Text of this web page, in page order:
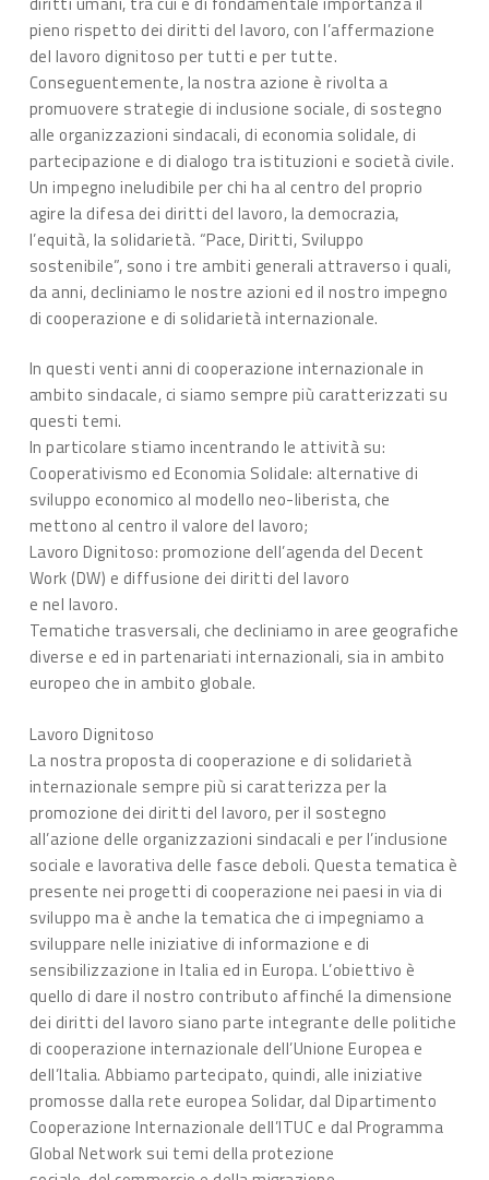
pieno rispetto dei diritti del lavoro, con l’affermazione
del lavoro dignitoso per tutti e per tutte.
Conseguentemente, la nostra azione è rivolta a
promuovere strategie di inclusione sociale, di sostegno
alle organizzazioni sindacali, di economia solidale, di
partecipazione e di dialogo tra istituzioni e società civile.
Un impegno ineludibile per chi ha al centro del proprio
agire la difesa dei diritti del lavoro, la democrazia,
l’equità, la solidarietà. “Pace, Diritti, Sviluppo
sostenibile”, sono i tre ambiti generali attraverso i quali,
da anni, decliniamo le nostre azioni ed il nostro impegno
di cooperazione e di solidarietà internazionale.
In questi venti anni di cooperazione internazionale in
ambito sindacale, ci siamo sempre più caratterizzati su
questi temi.
In particolare stiamo incentrando le attività su:
Cooperativismo ed Economia Solidale: alternative di
sviluppo economico al modello neo-liberista, che
mettono al centro il valore del lavoro;
Lavoro Dignitoso: promozione dell’agenda del Decent
Work (DW) e diffusione dei diritti del lavoro
e nel lavoro.
Tematiche trasversali, che decliniamo in aree geografiche
diverse e ed in partenariati internazionali, sia in ambito
europeo che in ambito globale.
Lavoro Dignitoso
La nostra proposta di cooperazione e di solidarietà
internazionale sempre più si caratterizza per la
promozione dei diritti del lavoro, per il sostegno
all’azione delle organizzazioni sindacali e per l’inclusione
sociale e lavorativa delle fasce deboli. Questa tematica è
presente nei progetti di cooperazione nei paesi in via di
sviluppo ma è anche la tematica che ci impegniamo a
sviluppare nelle iniziative di informazione e di
sensibilizzazione in Italia ed in Europa. L’obiettivo è
quello di dare il nostro contributo affinché la dimensione
dei diritti del lavoro siano parte integrante delle politiche
di cooperazione internazionale dell’Unione Europea e
dell’Italia. Abbiamo partecipato, quindi, alle iniziative
promosse dalla rete europea Solidar, dal Dipartimento
Cooperazione Internazionale dell’ITUC e dal Programma
Global Network sui temi della protezione